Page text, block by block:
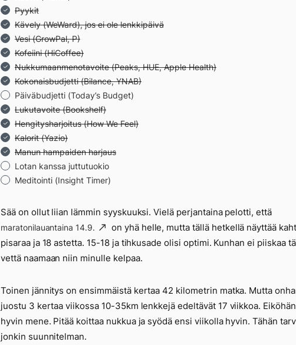
Pyykit
Kävely (WeWard), jos ei ole lenkkipäivä
Vesi (GrowPal, P)
Kofeiini (HiCoffee)
Nukkumaanmenotavoite (Peaks, HUE, Apple Health)
Kokonaisbudjetti (Bilance, YNAB)
Päiväbudjetti (Today’s Budget)
Lukutavoite (Bookshelf)
Hengitysharjoitus (How We Feel)
Kalorit (Yazio)
Manun hampaiden harjaus
Lotan kanssa juttutuokio
Meditointi (Insight Timer)
Sää on ollut liian lämmin syyskuuksi. Vielä perjantaina pelotti, että
maratonilauantaina 14.9.
on yhä helle, mutta tällä hetkellä näyttää
pisaraa ja 18 astetta. 15-18 ja tihkusade olisi optimi. Kunhan ei piiskaa
vettä naamaan niin minulle kelpaa.
Toinen jännitys on ensimmäistä kertaa 42 kilometrin matka. Mutta
juostu 3 kertaa viikossa 10-35km lenkkejä edeltävät 17 viikkoa.
hyvin mene. Pitää koittaa nukkua ja syödä ensi viikolla hyvin. Tähän
jonkin suunnitelman.